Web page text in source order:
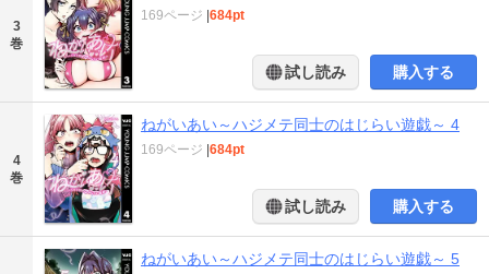
3
巻
169ページ |684pt
試し読み 購入する
4
巻
ねがいあい～ハジメテ同士のはじらい遊戯～ 4
169ページ |684pt
試し読み 購入する
ねがいあい～ハジメテ同士のはじらい遊戯～ 5